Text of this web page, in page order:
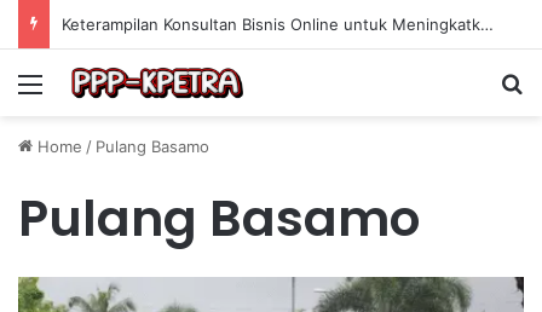
Keterampilan Konsultan Bisnis Online untuk Meningkatkan Pendapatan Berdasarkan Pengalaman Praktis
Menu
Home / Pulang Basamo
Pulang Basamo